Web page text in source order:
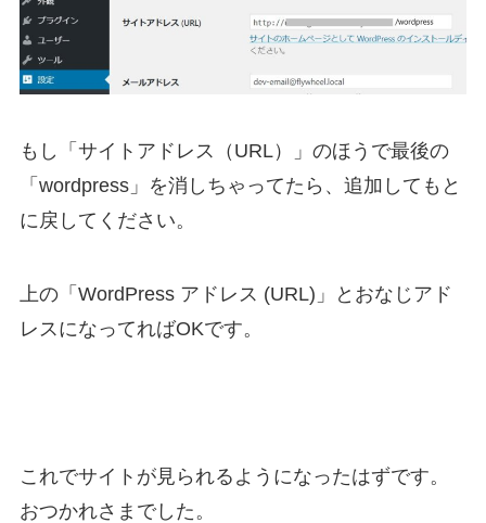
もし「サイトアドレス（URL）」のほうで最後の
「wordpress」を消しちゃってたら、追加してもと
に戻してください。
上の「WordPress アドレス (URL)」とおなじアド
レスになってればOKです。
これでサイトが見られるようになったはずです。
おつかれさまでした。